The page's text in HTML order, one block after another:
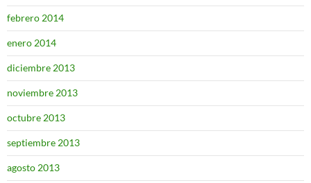
febrero 2014
enero 2014
diciembre 2013
noviembre 2013
octubre 2013
septiembre 2013
agosto 2013